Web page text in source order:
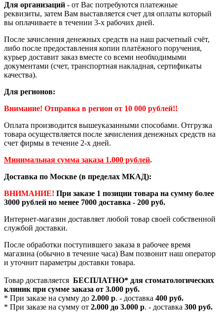
Для организаций - от Вас потребуются платежные
реквизиты, затем Вам выставляется счет для оплаты который
вы оплачиваете в течении 3-х рабочих дней.
После зачисления денежных средств на наш расчетный счёт,
либо после предоставления копии платёжного поручения,
курьер доставит заказ вместе со всеми необходимыми
документами (счет, транспортная накладная, сертификаты
качества).
Для регионов:
Внимание! Отправка в регион от 10 000 рублей!!
Оплата производится вышеуказанными способами. Отгрузка
товара осуществляется после зачисления денежных средств на
счет фирмы в течение 2-х дней.
Минимальная сумма заказа 1.000 рублей.
Доставка по Москве (в пределах МКАД):
ВНИМАНИЕ! При заказе 1 позиции товара на сумму более
3000 рублей но менее 7000 доставка - 200 руб.
Интернет-магазин доставляет любой товар своей собственной
службой доставки.
После обработки поступившего заказа в рабочее время
магазина (обычно в течение часа) Вам позвонит наш оператор
и уточнит параметры доставки товара.
Товар доставляется БЕСПЛАТНО* для стоматологических
клиник при сумме заказа от 3.000 руб.
* При заказе на сумму до 2.000 р. - доставка 400 руб.
* При заказе на сумму от 2.000 до 3.000 р. - доставка 300 руб.